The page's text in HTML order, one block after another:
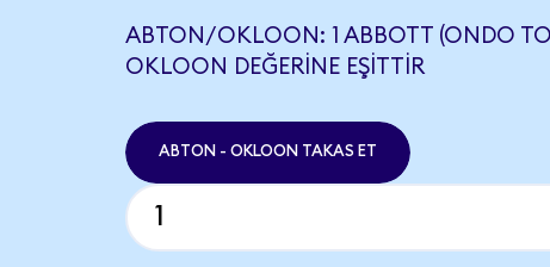
ABTON/OKLOON: 1 ABBOTT (ONDO
OKLOON DEĞERINE EŞITTIR
ABTON - OKLOON TAKAS ET